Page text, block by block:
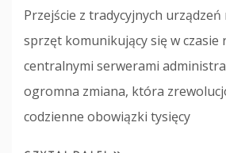
Przejście z tradycyjnych
sprzęt komunikujący się w czasie
centralnymi serwerami
ogromna zmiana, która
codzienne obowiązki tysięcy